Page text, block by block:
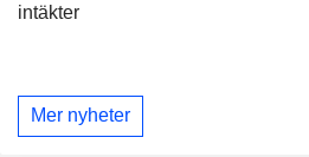
intäkter
Mer nyheter